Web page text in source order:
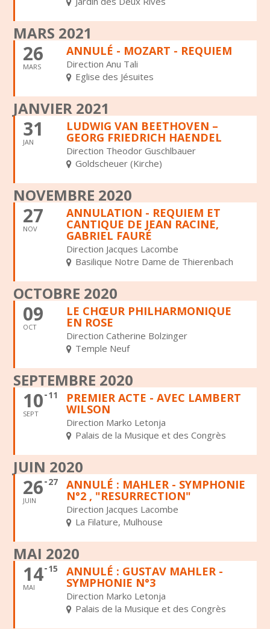
MARS 2021
26
MARS
ANNULÉ - MOZART - REQUIEM
Direction Anu Tali
Eglise des Jésuites
JANVIER 2021
31
JAN
LUDWIG VAN BEETHOVEN –
GEORG FRIEDRICH HAENDEL
Direction Theodor Guschlbauer
Goldscheuer (Kirche)
NOVEMBRE 2020
27
NOV
ANNULATION - REQUIEM ET
CANTIQUE DE JEAN RACINE,
GABRIEL FAURÉ
Direction Jacques Lacombe
Basilique Notre Dame de Thierenbach
OCTOBRE 2020
09
OCT
LE CHŒUR PHILHARMONIQUE
EN ROSE
Direction Catherine Bolzinger
Temple Neuf
SEPTEMBRE 2020
10
SEPT
11 PREMIER ACTE - AVEC LAMBERT
WILSON
Direction Marko Letonja
Palais de la Musique et des Congrès
JUIN 2020
26
JUIN
27 ANNULÉ : MAHLER - SYMPHONIE
N°2 , "RESURRECTION"
Direction Jacques Lacombe
La Filature, Mulhouse
MAI 2020
14
MAI
15 ANNULÉ : GUSTAV MAHLER -
SYMPHONIE N°3
Direction Marko Letonja
Palais de la Musique et des Congrès